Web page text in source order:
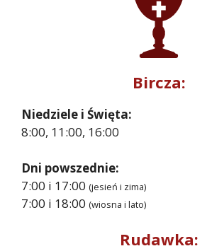
Bircza:
Niedziele i Święta:
8:00, 11:00, 16:00
Dni powszednie:
7:00 i 17:00 (jesień i zima)
7:00 i 18:00 (wiosna i lato)
Rudawka: